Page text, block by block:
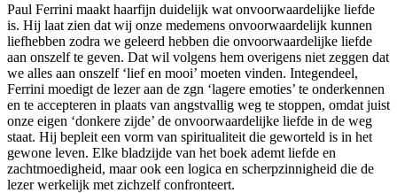
Paul Ferrini maakt haarfijn duidelijk wat onvoorwaardelijke liefde
is. Hij laat zien dat wij onze medemens onvoorwaardelijk kunnen
liefhebben zodra we geleerd hebben die onvoorwaardelijke liefde
aan onszelf te geven. Dat wil volgens hem overigens niet zeggen dat
we alles aan onszelf ‘lief en mooi’ moeten vinden. Integendeel,
Ferrini moedigt de lezer aan de zgn ‘lagere emoties’ te onderkennen
en te accepteren in plaats van angstvallig weg te stoppen, omdat juist
onze eigen ‘donkere zijde’ de onvoorwaardelijke liefde in de weg
staat. Hij bepleit een vorm van spiritualiteit die geworteld is in het
gewone leven. Elke bladzijde van het boek ademt liefde en
zachtmoedigheid, maar ook een logica en scherpzinnigheid die de
lezer werkelijk met zichzelf confronteert.